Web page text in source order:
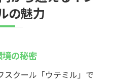
の魅力
の秘密
スクール「ウテミル」で